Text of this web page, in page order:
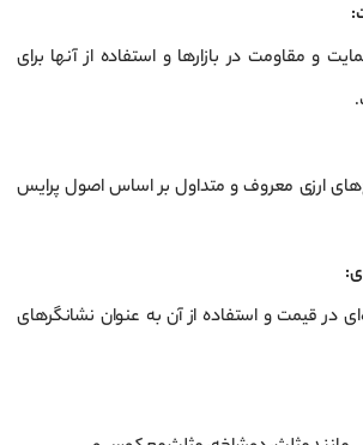
:
و مقاومت در بازارها و استفاده از آنها برای
ارزی معروف و متداول بر اساس اصول پرایس
:
در قیمت و استفاده از آن به عنوان نشانگرهای